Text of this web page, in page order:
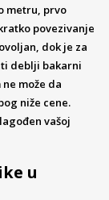
metru, prvo
povezivanje
dok je za
deblji bakarni
može da
niže cene.
vašoj
u